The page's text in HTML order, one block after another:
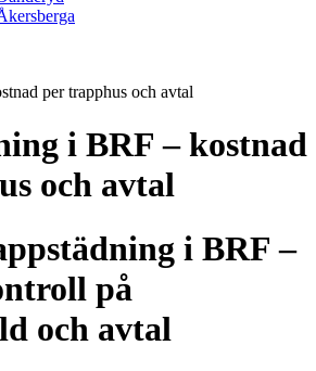
i BRF – kostnad
och avtal
i BRF –
på
och avtal